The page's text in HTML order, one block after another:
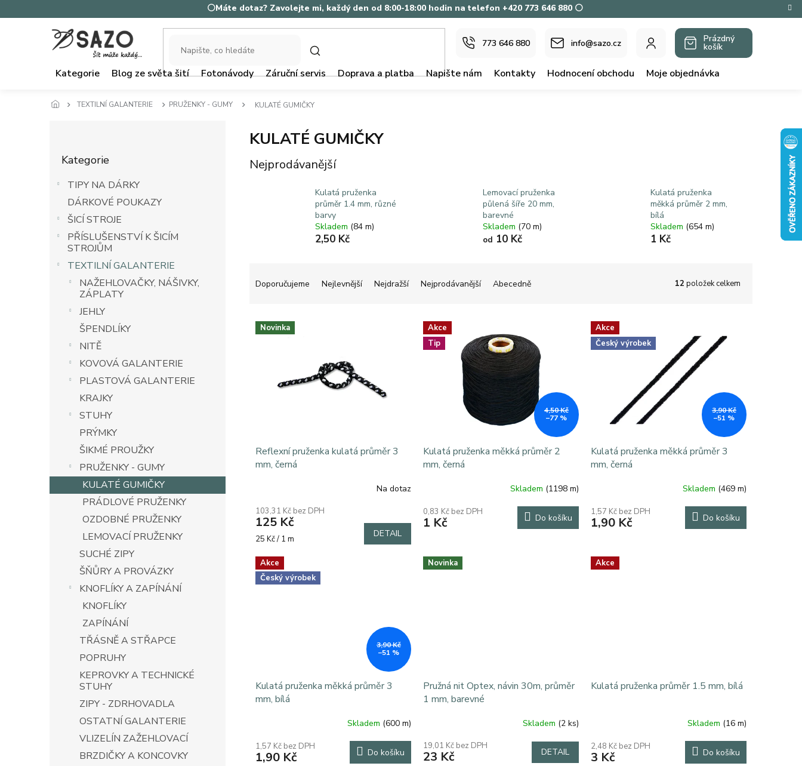
na
⚪Máte dotaz? Zavolejte mi, každý den od 8:00-18:00 hodin na telefon +420 773 646 880 ⚪
773 646 880 info@sazo.cz
HLEDAT
NÁKUPNÍ
Prázdný
košík
Kategorie Blog ze světa šití Fotonávody Záruční servis Doprava a platba Napište nám Kontakty Hodnocení obchodu Moje objednávka
TEXTILNÍ GALANTERIE PRUŽENKY - GUMY KULATÉ GUMIČKY
kategorie
Kategorie
TIPY NA DÁRKY
DÁRKOVÉ POUKAZY
ŠICÍ STROJE
PŘÍSLUŠENSTVÍ K ŠICÍM
STROJŮM
TEXTILNÍ GALANTERIE
NAŽEHLOVAČKY, NÁŠIVKY,
ZÁPLATY
JEHLY
ŠPENDLÍKY
NITĚ
KOVOVÁ GALANTERIE
PLASTOVÁ GALANTERIE
KRAJKY
STUHY
PRÝMKY
ŠIKMÉ PROUŽKY
PRUŽENKY - GUMY
KULATÉ GUMIČKY
PRÁDLOVÉ PRUŽENKY
OZDOBNÉ PRUŽENKY
LEMOVACÍ PRUŽENKY
SUCHÉ ZIPY
ŠŇŮRY A PROVÁZKY
KNOFLÍKY A ZAPÍNÁNÍ
KNOFLÍKY
ZAPÍNÁNÍ
TŘÁSNĚ A STŘAPCE
POPRUHY
KEPROVKY A TECHNICKÉ
STUHY
ZIPY - ZDRHOVADLA
OSTATNÍ GALANTERIE
VLIZELÍN ZAŽEHLOVACÍ
BRZDIČKY A KONCOVKY
KULATÉ GUMIČKY
Nejprodávanější
Kulatá pruženka
průměr 1.4 mm, různé
barvy
Skladem (84 m)
2,50 Kč
Lemovací pruženka
půlená šíře 20 mm,
barevné
Skladem (70 m)
od 10 Kč
Kulatá pruženka
měkká průměr 2 mm,
bílá
Skladem (654 m)
1 Kč
n
Doporučujeme Nejlevnější Nejdražší Nejprodávanější Abecedně 12 položek celkem
V Novinka
Reflexní pruženka kulatá průměr 3
mm, černá
Na dotaz
103,31 Kč bez DPH
125 Kč
Měrná
25 Kč / 1 m DETAIL
Akce
Tip
4,50 Kč
–77 %
Kulatá pruženka měkká průměr 2
mm, černá
Skladem (1198 m)
0,83 Kč bez DPH
1 Kč Do košíku
Akce
Český výrobek
3,90 Kč
–51 %
Kulatá pruženka měkká průměr 3
mm, černá
Skladem (469 m)
1,57 Kč bez DPH
1,90 Kč Do košíku
Akce
Český výrobek
3,90 Kč
–51 %
Kulatá pruženka měkká průměr 3
mm, bílá
produktu
je
Skladem (600 m)
1,57 Kč bez DPH
1,90 Kč Do košíku
Novinka
Pružná nit Optex, návin 30m, průměr
1 mm, barevné
produktu
je
Skladem (2 ks)
19,01 Kč bez DPH
23 Kč DETAIL
Akce
Kulatá pruženka průměr 1.5 mm, bílá
Skladem (16 m)
2,48 Kč bez DPH
3 Kč Do košíku